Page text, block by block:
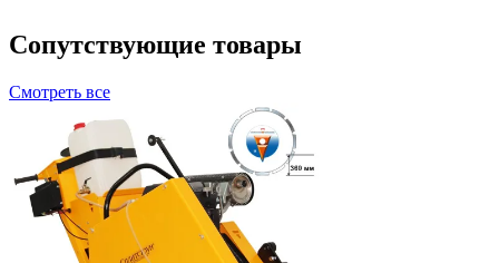
Сопутствующие товары
Смотреть все